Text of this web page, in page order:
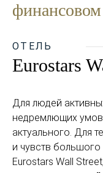
ОТЕЛЬ
Eurostars
Для людей
недремлющих
актуального. Для
и чувств
Eurostars Wall Street,